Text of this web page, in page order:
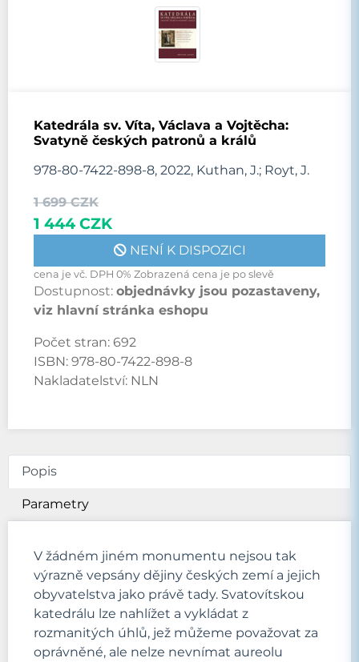
Katedrála sv. Víta, Václava a Vojtěcha:
Svatyně českých patronů a králů
978-80-7422-898-8, 2022, Kuthan, J.; Royt, J.
1 699 CZK
1 444 CZK
NENÍ K DISPOZICI
cena je vč. DPH 0% Zobrazená cena je po slevě
Dostupnost: objednávky jsou pozastaveny,
viz hlavní stránka eshopu
Počet stran: 692
ISBN: 978-80-7422-898-8
Nakladatelství: NLN
Popis
Parametry
V žádném jiném monumentu nejsou tak
výrazně vepsány dějiny českých zemí a jejich
obyvatelstva jako právě tady. Svatovítskou
katedrálu lze nahlížet a vykládat z
rozmanitých úhlů, jež můžeme považovat za
oprávněné, ale nelze nevnímat aureolu